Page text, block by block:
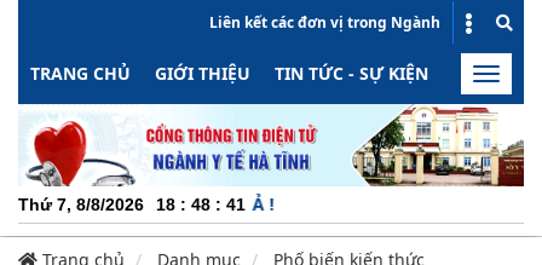
Liên kết các đơn vị trong Ngành
TRANG CHỦ GIỚI THIỆU TIN TỨC - SỰ KIỆN HOẠT
Toggle
Thứ 7, 8/8/2026 18 : 48 : 41
Trang chủ Danh mục
Phố biến kiến thức